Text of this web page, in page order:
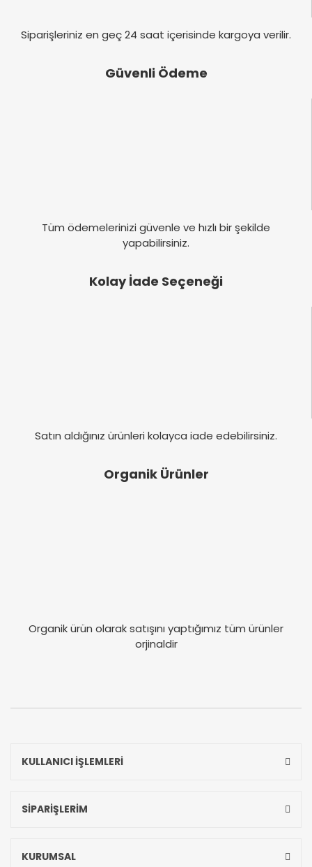
Siparişleriniz en geç 24 saat içerisinde kargoya verilir.
Güvenli Ödeme
Tüm ödemelerinizi güvenle ve hızlı bir şekilde
yapabilirsiniz.
Kolay İade Seçeneği
Satın aldığınız ürünleri kolayca iade edebilirsiniz.
Organik Ürünler
Organik ürün olarak satışını yaptığımız tüm ürünler
orjinaldir
KULLANICI İŞLEMLERİ
SİPARİŞLERİM
KURUMSAL